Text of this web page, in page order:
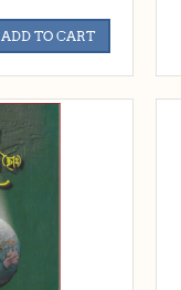
ADD TO CART